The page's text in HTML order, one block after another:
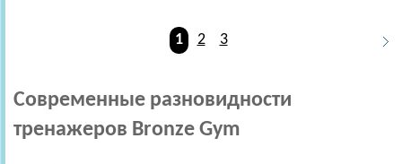
1 2 3
Современные разновидности
тренажеров Bronze Gym